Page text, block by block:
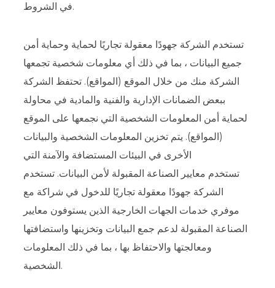
في الشروط.
تستخدم الشركة جهودًا معقولة تجاريًا لحماية وحماية أمن
جميع البيانات ، بما في ذلك أي معلومات شخصية تجمعها
الشركة منك من خلال الموقع (المواقع). تحتفظ الشركة
ببعض الضمانات الإدارية والفنية والمادية في محاولة
لحماية أمن المعلومات الشخصية التي نجمعها على الموقع
(المواقع). يتم تخزين المعلومات الشخصية والبيانات
الأخرى في البيئات المستضافة والآمنة التي
تستخدم معايير الصناعة المقبولة لأمن البيانات. تستخدم
الشركة جهودًا معقولة تجاريًا للدخول في شراكة مع
موفري خدمات الجهات الخارجية الذين يستوفون معايير
الصناعة المقبولة لدعم جمع البيانات وتخزينها واستضافتها
ومعالجتها والاحتفاظ بها ، بما في ذلك المعلومات
الشخصية.